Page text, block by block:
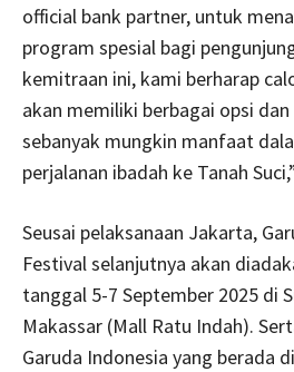
official bank partner, untuk
program spesial bagi
kemitraan ini, kami berharap
akan memiliki berbagai opsi
sebanyak mungkin manfaat
perjalanan ibadah ke Tanah
Seusai pelaksanaan Jakarta,
Festival selanjutnya akan
tanggal 5-7 September 2025 di
Makassar (Mall Ratu Indah).
Garuda Indonesia yang berada